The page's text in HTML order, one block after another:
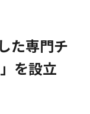
た専門チ
を設立